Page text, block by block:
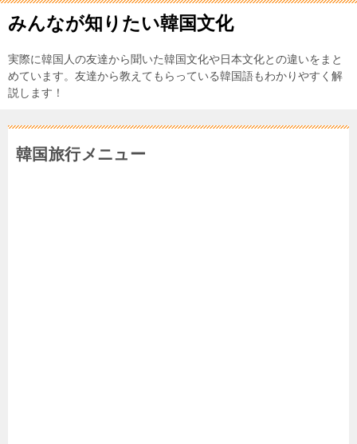
みんなが知りたい韓国文化
実際に韓国人の友達から聞いた韓国文化や日本文化との違いをまと
めています。友達から教えてもらっている韓国語もわかりやすく解
説します！
韓国旅行メニュー